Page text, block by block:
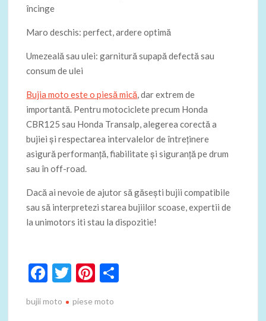
încinge
Maro deschis: perfect, ardere optimă
Umezeală sau ulei: garnitură supapă defectă sau
consum de ulei
Bujia moto este o piesă mică, dar extrem de
importantă. Pentru motociclete precum Honda
CBR125 sau Honda Transalp, alegerea corectă a
bujiei și respectarea intervalelor de întreținere
asigură performanță, fiabilitate și siguranță pe drum
sau în off-road.
Dacă ai nevoie de ajutor să găsești bujii compatibile
sau să interpretezi starea bujiilor scoase, expertii de
la unimotors iti stau la dispozitie!
F
e
T
itt
Pi
er
bujii moto piese moto